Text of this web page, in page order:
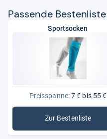
Pas­sende Bes­ten­liste
Sportsocken
Preisspanne:7 € bis 55 €
Zur Bestenliste
: Sportsocken